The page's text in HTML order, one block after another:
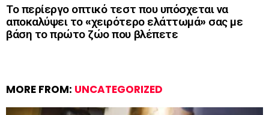
Το περίεργο οπτικό τεστ που υπόσχεται να
αποκαλύψει το «χειρότερο ελάττωμά» σας με
βάση το πρώτο ζώο που βλέπετε
MORE FROM: UNCATEGORIZED